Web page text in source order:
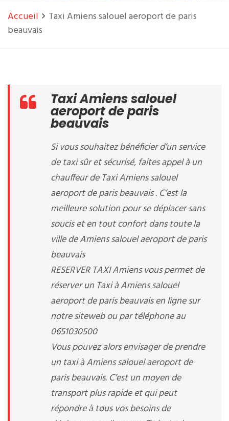
Accueil
Taxi Amiens salouel aeroport de paris
beauvais
Taxi Amiens salouel
aeroport de paris
beauvais
Si vous souhaitez bénéficier d’un service
de taxi sûr et sécurisé, faites appel à un
chauffeur de Taxi Amiens salouel
aeroport de paris beauvais . C’est la
meilleure solution pour se déplacer sans
soucis et en tout confort dans toute la
ville de Amiens salouel aeroport de paris
beauvais
RESERVER TAXI Amiens vous permet de
réserver un Taxi à Amiens salouel
aeroport de paris beauvais en ligne sur
notre siteweb ou par téléphone au
0651030500
Vous pouvez alors envisager de prendre
un taxi à Amiens salouel aeroport de
paris beauvais. C’est un moyen de
transport plus rapide et qui peut
répondre à tous vos besoins de